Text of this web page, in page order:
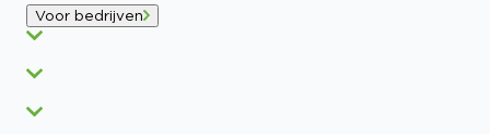
Voor bedrijven